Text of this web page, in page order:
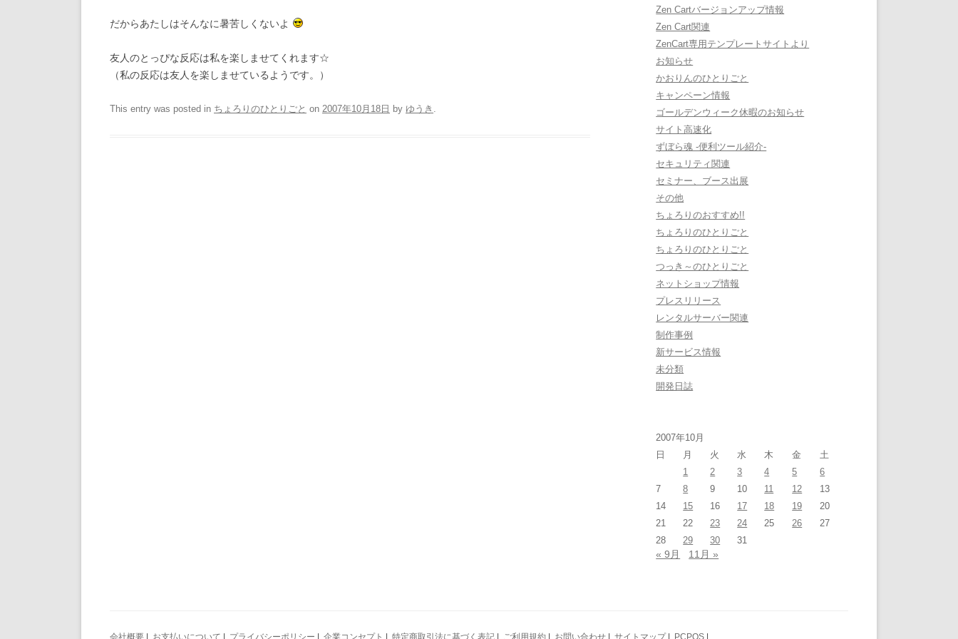
だからあたしはそんなに暑苦しくないよ
友人のとっぴな反応は私を楽しませてくれます☆
（私の反応は友人を楽しませているようです。）
This entry was posted in ちょろりのひとりごと on 2007年10月18日 by ゆうき .
Zen Cartバージョンアップ情報
Zen Cart関連
ZenCart専用テンプレートサイトより
お知らせ
かおりんのひとりごと
キャンペーン情報
ゴールデンウィーク休暇のお知らせ
サイト高速化
ずぼら魂 -便利ツール紹介-
セキュリティ関連
セミナー、ブース出展
その他
ちょろりのおすすめ!!
ちょろりのひとりごと
ちょろりのひとりごと
つっき～のひとりごと
ネットショップ情報
プレスリリース
レンタルサーバー関連
制作事例
新サービス情報
未分類
開発日誌
2007年10月
日
月 火 水 木 金
土
1
2 3 4 5
6
7
8 9 10 11 12
13
14
15 16 17 18 19
20
21
22 23 24 25 26
27
28
29 30 31
« 9月 11月 »
会社概要 お支払いについて プライバシーポリシー 企業コンセプト 特定商取引法に基づく表記 ご利用規約 お問い合わせ サイトマップ| PCPOS